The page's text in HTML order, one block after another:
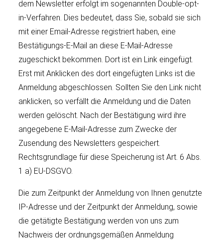
dem Newsletter erfolgt im sogenannten Double-opt-
in-Verfahren. Dies bedeutet, dass Sie, sobald sie sich
mit einer Email-Adresse registriert haben, eine
Bestätigungs-E-Mail an diese E-Mail-Adresse
zugeschickt bekommen. Dort ist ein Link eingefügt.
Erst mit Anklicken des dort eingefügten Links ist die
Anmeldung abgeschlossen. Sollten Sie den Link nicht
anklicken, so verfällt die Anmeldung und die Daten
werden gelöscht. Nach der Bestätigung wird ihre
angegebene E-Mail-Adresse zum Zwecke der
Zusendung des Newsletters gespeichert.
Rechtsgrundlage für diese Speicherung ist Art. 6 Abs.
1 a) EU-DSGVO.
Die zum Zeitpunkt der Anmeldung von Ihnen genutzte
IP-Adresse und der Zeitpunkt der Anmeldung, sowie
die getätigte Bestätigung werden von uns zum
Nachweis der ordnungsgemäßen Anmeldung